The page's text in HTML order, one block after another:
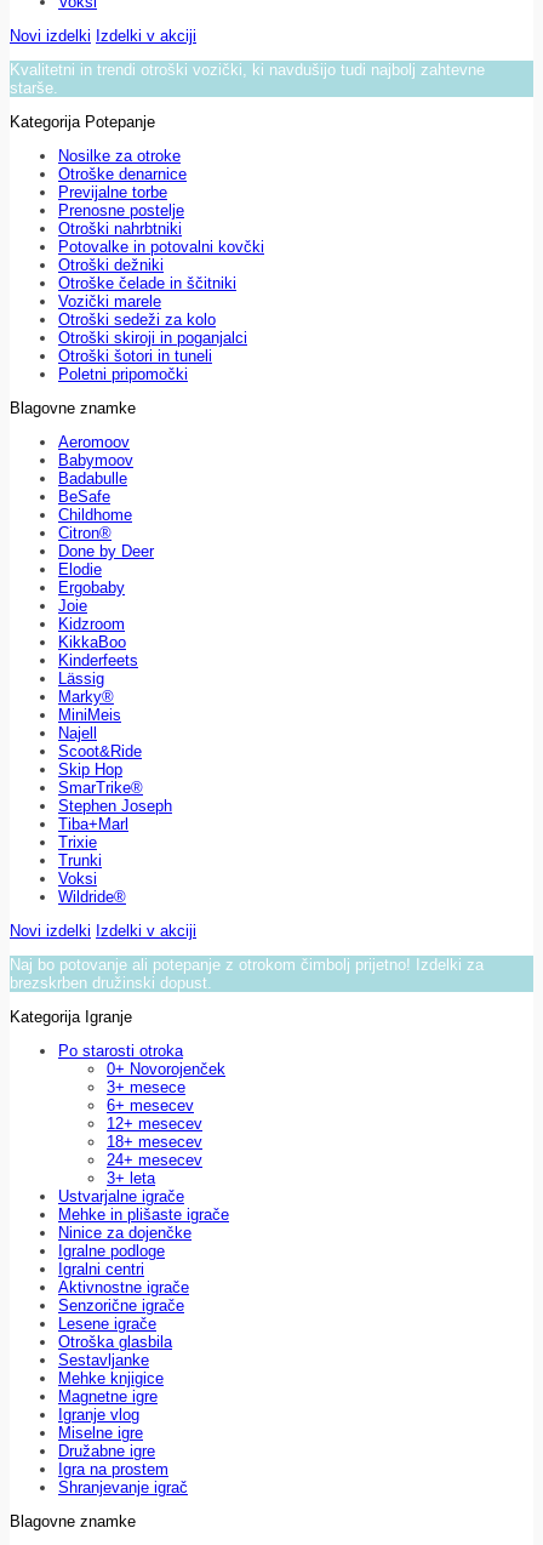
Novi izdelki Izdelki v akciji
Kvalitetni in trendi otroški vozički, ki navdušijo tudi najbolj zahtevne
starše.
Kategorija Potepanje
Nosilke za otroke
Otroške denarnice
Previjalne torbe
Prenosne postelje
Otroški nahrbtniki
Potovalke in potovalni kovčki
Otroški dežniki
Otroške čelade in ščitniki
Vozički marele
Otroški sedeži za kolo
Otroški skiroji in poganjalci
Otroški šotori in tuneli
Poletni pripomočki
Blagovne znamke
Aeromoov
Babymoov
Badabulle
BeSafe
Childhome
Citron®
Done by Deer
Elodie
Ergobaby
Joie
Kidzroom
KikkaBoo
Kinderfeets
Lässig
Marky®
MiniMeis
Najell
Scoot&Ride
Skip Hop
SmarTrike®
Stephen Joseph
Tiba+Marl
Trixie
Trunki
Voksi
Wildride®
Novi izdelki Izdelki v akciji
Naj bo potovanje ali potepanje z otrokom čimbolj prijetno! Izdelki za
brezskrben družinski dopust.
Kategorija Igranje
Po starosti otroka
0+ Novorojenček
3+ mesece
6+ mesecev
12+ mesecev
18+ mesecev
24+ mesecev
3+ leta
Ustvarjalne igrače
Mehke in plišaste igrače
Ninice za dojenčke
Igralne podloge
Igralni centri
Aktivnostne igrače
Senzorične igrače
Lesene igrače
Otroška glasbila
Sestavljanke
Mehke knjigice
Magnetne igre
Igranje vlog
Miselne igre
Družabne igre
Igra na prostem
Shranjevanje igrač
Blagovne znamke